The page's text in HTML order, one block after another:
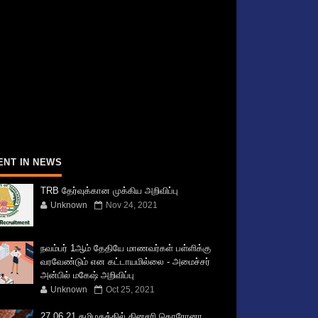
IN NEWS
TRB தேர்வுக்கான முக்கிய அறிவிப்பு
Unknown Nov 24, 2021
நவம்பர் 1ஆம் தேதியே மாணவர்கள் பள்ளிக்கு
வரவேண்டும் என கட்டாயமில்லை - அமைச்சர்
அன்பில் மகேஷ் அறிவிப்பு
Unknown Oct 25, 2021